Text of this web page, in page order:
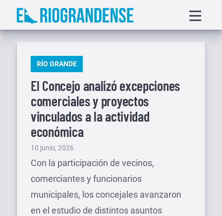
Saltar
menu
PUBLICADO
RÍO GRANDE
El Concejo analizó excepciones
comerciales y proyectos
vinculados a la actividad
económica
Publicado
el
10 junio, 2026
Con la participación de vecinos,
comerciantes y funcionarios
municipales, los concejales avanzaron
en el estudio de distintos asuntos